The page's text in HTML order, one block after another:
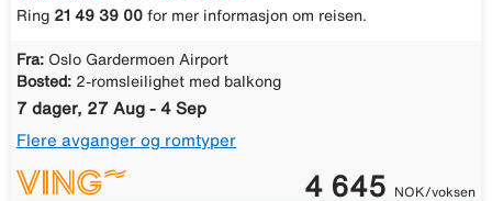
Ring 21 49 39 00 for mer informasjon om reisen.
Fra: Oslo Gardermoen Airport
Bosted: 2-romsleilighet med balkong
7 dager, 27 Aug - 4 Sep
Flere avganger og romtyper
4 645 NOK/voksen